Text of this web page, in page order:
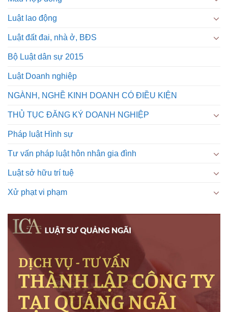
Luật lao động
Luật đất đai, nhà ở, BĐS
Bộ Luật dân sự 2015
Luật Doanh nghiệp
NGÀNH, NGHỀ KINH DOANH CÓ ĐIỀU KIỆN
THỦ TỤC ĐĂNG KÝ DOANH NGHIỆP
Pháp luật Hình sự
Tư vấn pháp luật hôn nhân gia đình
Luật sở hữu trí tuệ
Xử phạt vi phạm